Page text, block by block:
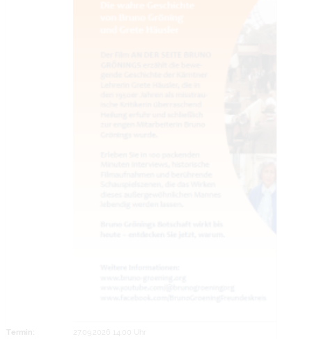
Termin: